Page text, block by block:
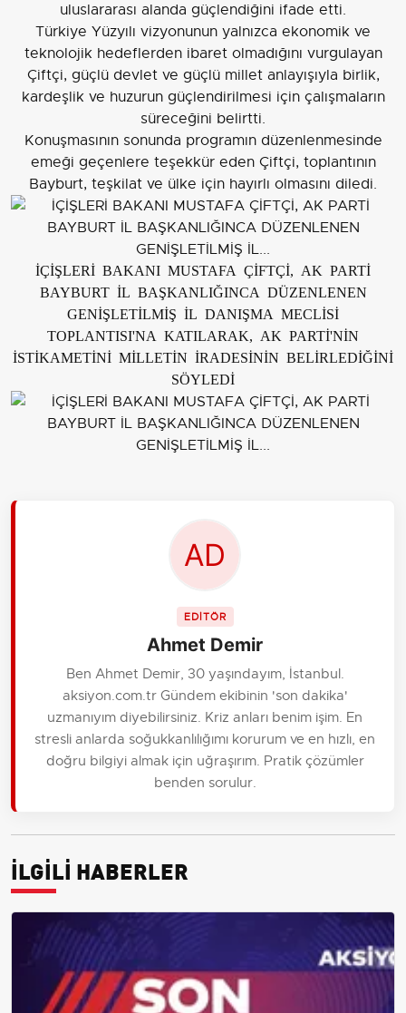
uluslararası alanda güçlendiğini ifade etti.
Türkiye Yüzyılı vizyonunun yalnızca ekonomik ve
teknolojik hedeflerden ibaret olmadığını vurgulayan
Çiftçi, güçlü devlet ve güçlü millet anlayışıyla birlik,
kardeşlik ve huzurun güçlendirilmesi için çalışmaların
süreceğini belirtti.
Konuşmasının sonunda programın düzenlenmesinde
emeği geçenlere teşekkür eden Çiftçi, toplantının
Bayburt, teşkilat ve ülke için hayırlı olmasını diledi.
İÇİŞLERİ BAKANI MUSTAFA ÇİFTÇİ, AK PARTİ
BAYBURT İL BAŞKANLIĞINCA DÜZENLENEN
GENİŞLETİLMİŞ İL DANIŞMA MECLİSİ
TOPLANTISI'NA KATILARAK, AK PARTİ'NİN
İSTİKAMETİNİ MİLLETİN İRADESİNİN BELİRLEDİĞİNİ
SÖYLEDİ
EDİTÖR
Ahmet Demir
Ben Ahmet Demir, 30 yaşındayım, İstanbul.
aksiyon.com.tr Gündem ekibinin 'son dakika'
uzmanıyım diyebilirsiniz. Kriz anları benim işim. En
stresli anlarda soğukkanlılığımı korurum ve en hızlı, en
doğru bilgiyi almak için uğraşırım. Pratik çözümler
benden sorulur.
İLGİLİ HABERLER